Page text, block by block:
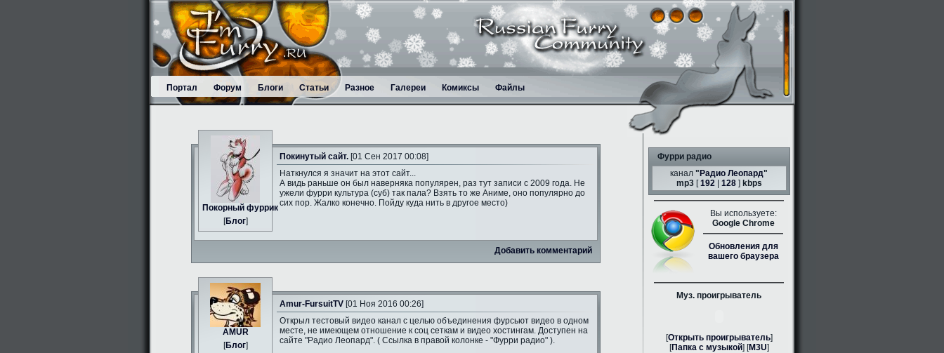
Портал Форум Блоги Статьи Разное Галереи Комиксы Файлы
Пoкорный фуррик
[Блог]
Покинутый сайт. [01 Сен 2017 00:08]
Наткнулся я значит на этот сайт...
А видь раньше он был наверняка популярен, раз тут записи с 2009 года. Не
ужели фурри культура (суб) так пала? Взять то же Аниме, оно популярно до
сих пор. Жалко конечно. Пойду куда нить в другое место)
Добавить комментарий
AMUR
[Блог]
Amur-FursuitTV [01 Ноя 2016 00:26]
Открыл тестовый видео канал с целью объединения фурсьют видео в одном
месте, не имеющем отношение к соц сеткам и видео хостингам. Доступен на
сайте "Радио Леопард". ( Ссылка в правой колонке - "Фурри радио" ).
Фурри радио
канал " Радио Леопард"
mp3[192| 128] kbps
Вы используете:
Google Chrome
Обновления для
вашего браузера
Муз. проигрыватель
[Открыть проигрыватель]
[Папка с музыкой] [M3U]